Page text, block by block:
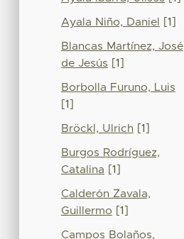
Ayala Niño, Daniel [1]
Blancas Martínez, José
de Jesús [1]
Borbolla Furuno, Luis
[1]
Bröckl, Ulrich [1]
Burgos Rodríguez,
Catalina [1]
Calderón Zavala,
Guillermo [1]
Campos Bolaños,